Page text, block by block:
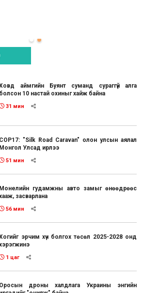
аймгийн Буянт суманд сураггүй алга
болсон 10 настай охиныг хайж байна
31 мин
COP17: "Silk Road Caravan" олон улсын аялал
Монгол Улсад ирлээ
51 мин
Монелийн гудамжны авто замыг өнөөдрөөс
засварлана
56 мин
эрчим хүч болгох төсөл 2025-2028 онд
1 цаг
Оросын дроны халдлага Украины энгийн